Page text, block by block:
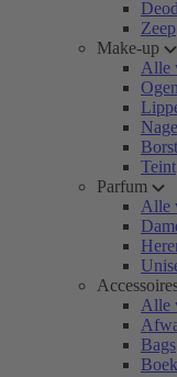
Zeep
Make-up
Alle
Ogen
Teint
Parfum
Alle
Alle
Bags